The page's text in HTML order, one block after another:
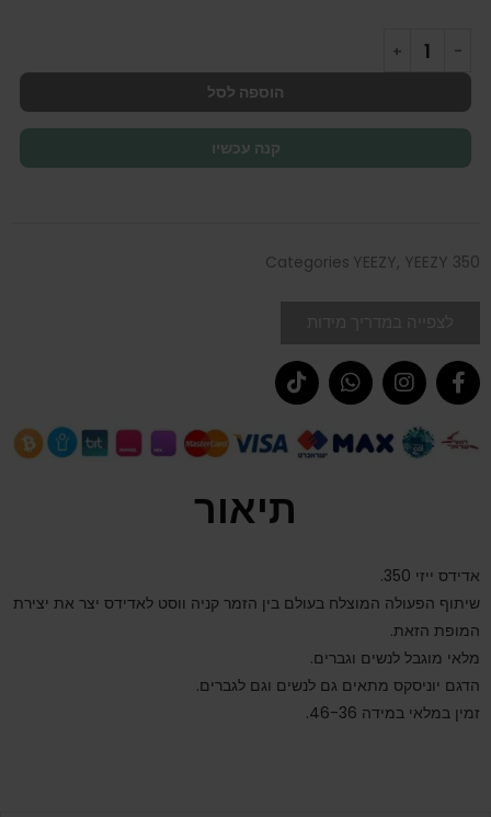
הוספה לסל
קנה עכשיו
Categories YEEZY, YEEZY 350
תיאור
אדידס ייזי 350.
שיתוף הפעולה המוצלח בעולם בין הזמר קניה ווסט לאדידס יצר את יצירת
המופת הזאת.
מלאי מוגבל לנשים וגברים.
הדגם יוניסקס מתאים גם לנשים וגם לגברים.
זמין במלאי במידה 46-36.